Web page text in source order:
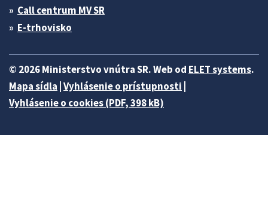
Call centrum MV SR
E-trhovisko
© 2026 Ministerstvo vnútra SR. Web od ELET systems.
Mapa sídla Vyhlásenie o prístupnosti
Vyhlásenie o cookies (PDF, 398 kB)